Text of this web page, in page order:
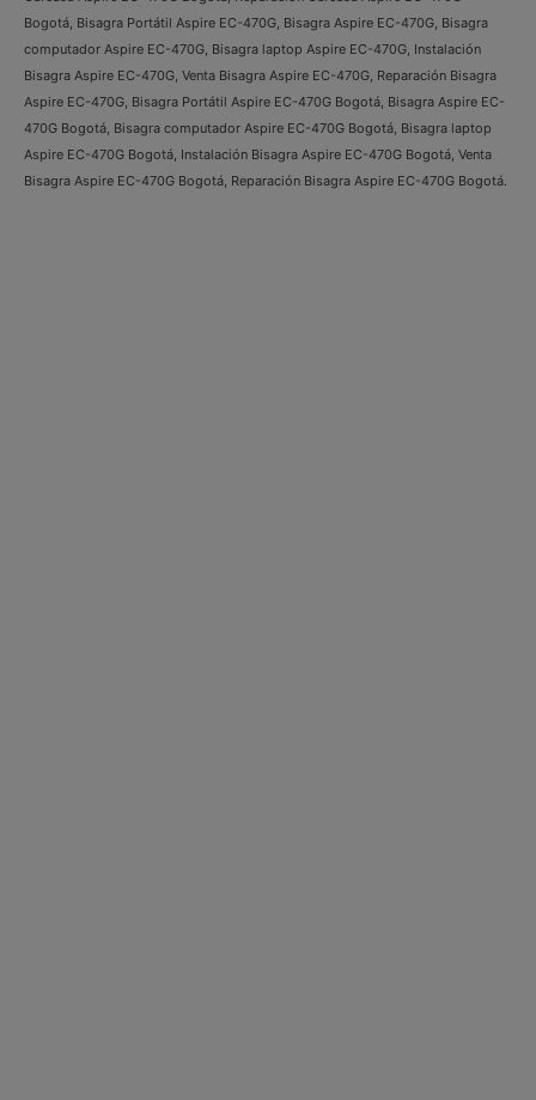
Bogotá, Bisagra Portátil Aspire EC-470G, Bisagra Aspire EC-470G, Bisagra
computador Aspire EC-470G, Bisagra laptop Aspire EC-470G, Instalación
Bisagra Aspire EC-470G, Venta Bisagra Aspire EC-470G, Reparación Bisagra
Aspire EC-470G, Bisagra Portátil Aspire EC-470G Bogotá, Bisagra Aspire EC-
470G Bogotá, Bisagra computador Aspire EC-470G Bogotá, Bisagra laptop
Aspire EC-470G Bogotá, Instalación Bisagra Aspire EC-470G Bogotá, Venta
Bisagra Aspire EC-470G Bogotá, Reparación Bisagra Aspire EC-470G Bogotá.